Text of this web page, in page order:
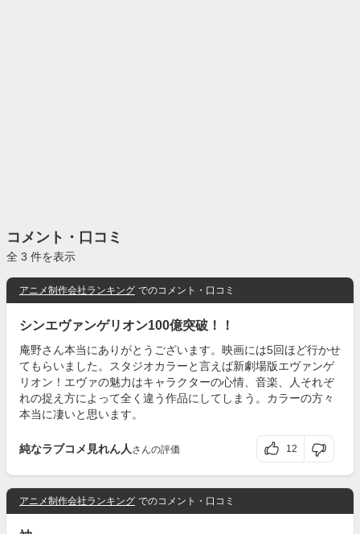
コメント・口コミ
全 3 件を表示
アニメ制作会社ランキング でのコメント・口コミ
シンエヴァンゲリオン100億突破！！
庵野さん本当にありがとうございます。映画には5回ほど行かせ
てもらいました。スタジオカラーと言えば新劇場版エヴァンゲ
リオン！エヴァの魅力はキャラクターの心情、音楽、人それぞ
れの捉え方によって全く違う作品にしてしまう。カラーの方々
本当に凄いと思います。
純なラブコメ見れん人 さんの評価 12
アニメ制作会社ランキング でのコメント・口コミ